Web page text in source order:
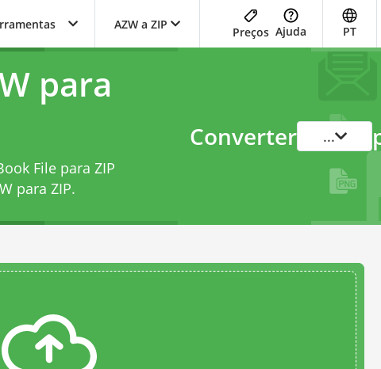
AZW a ZIP
Preços Ajuda PT
para
File para ZIP
para ZIP.
Converter ...